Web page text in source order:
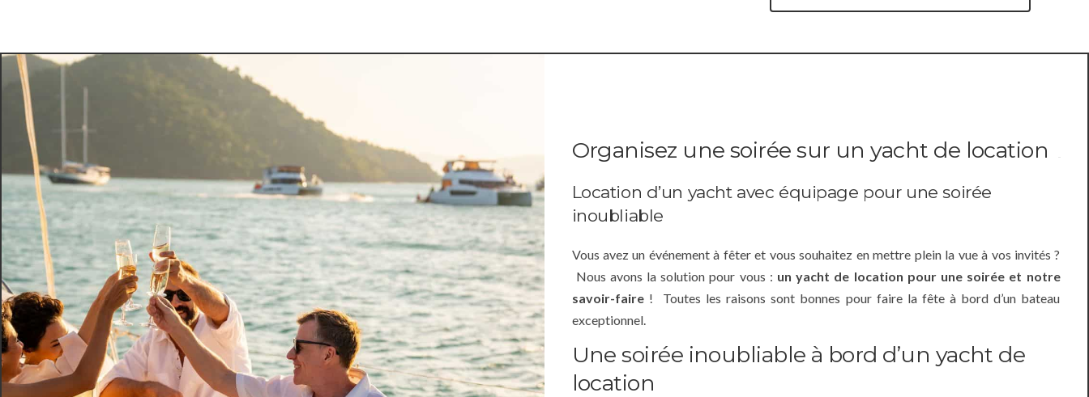
Organisez une soirée sur un yacht de location
Location d’un yacht avec équipage pour une soirée
inoubliable
Vous avez un événement à fêter et vous souhaitez en mettre plein la vue à vos invités ?
Nous avons la solution pour vous : un yacht de location pour une soirée et notre
savoir-faire! Toutes les raisons sont bonnes pour faire la fête à bord d’un bateau
exceptionnel.
Une soirée inoubliable à bord d’un yacht de
location